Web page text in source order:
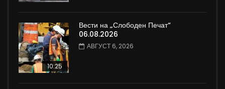
10:25
Вести на „Слободен Печат“
06.08.2026
АВГУСТ 6, 2026